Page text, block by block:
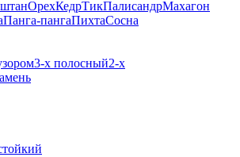
ОрехКедрТикПалисандрМахагон
Панга-пангаПихтаСосна
3-х полосный2-х